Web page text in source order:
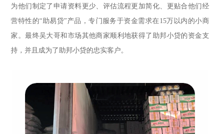
为他们制定了申请资料更少、评估流程更加简化、更贴合他们经
营特性的“助易贷”产品，专门服务于资金需求在15万以内的小商
家。最终吴大哥和市场其他商家顺利地获得了助邦小贷的资金支
持，并且成为了助邦小贷的忠实客户。